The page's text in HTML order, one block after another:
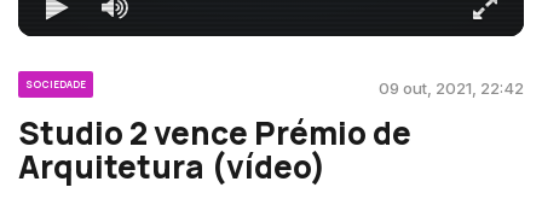
SOCIEDADE 09 out, 2021, 22:42
Studio 2 vence Prémio de
Arquitetura (vídeo)